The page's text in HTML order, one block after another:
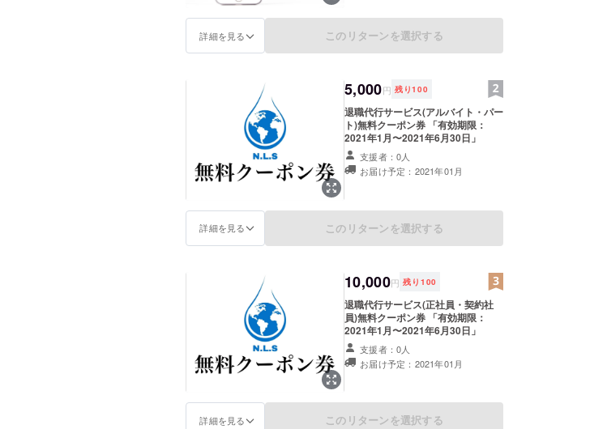
詳細を見る このリターンを選択する
5,000円 残り100
退職代行サービス(アルバイト・パー
ト)無料クーポン券 「有効期限：
2021年1月〜2021年6月30日」
支援者：0人
お届け予定：2021年01月
詳細を見る このリターンを選択する
10,000円 残り 100
退職代行サービス(正社員・契約社
員)無料クーポン券 「有効期限：
2021年1月〜2021年6月30日」
支援者：0人
お届け予定：2021年01月
詳細を見る このリターンを選択する